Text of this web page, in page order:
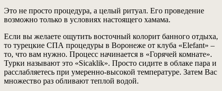
Это не просто процедура, а целый ритуал. Его проведение
возможно только в условиях настоящего хамама.
Если вы желаете ощутить восточный колорит банного отдыха,
то турецкие СПА процедуры в Воронеже от клуба «Elefant» –
то, что вам нужно. Процесс начинается в «Горячей комнате».
Турки называют это «Sicaklik». Просто сидите в облаке пара и
расслабляетесь при умеренно-высокой температуре. Затем Вас
множество раз обливают теплой водой.